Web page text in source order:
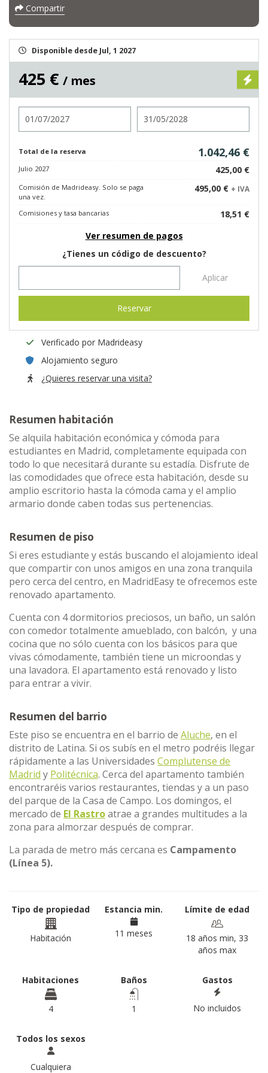
Compartir
Disponible desde Jul, 1 2027
425 € / mes
Total de la reserva 1.042,46 €
Julio 2027 425,00 €
Comisión de Madrideasy. Solo se paga
una vez.
495,00 € + IVA
Comisiones y tasa bancarias
18,51 €
Ver resumen de pagos
¿Tienes un código de descuento?
Aplicar
Reservar
Verificado por Madrideasy
Alojamiento seguro
¿Quieres reservar una visita?
Resumen habitación
Se alquila habitación económica y cómoda para
estudiantes en Madrid, completamente equipada con
todo lo que necesitará durante su estadía. Disfrute de
las comodidades que ofrece esta habitación, desde su
amplio escritorio hasta la cómoda cama y el amplio
armario donde caben todas sus pertenencias.
Resumen de piso
Si eres estudiante y estás buscando el alojamiento ideal
que compartir con unos amigos en una zona tranquila
pero cerca del centro, en MadridEasy te ofrecemos este
renovado apartamento.
Cuenta con 4 dormitorios preciosos, un baño, un salón
con comedor totalmente amueblado, con balcón, y una
cocina que no sólo cuenta con los básicos para que
vivas cómodamente, también tiene un microondas y
una lavadora. El apartamento está renovado y listo
para entrar a vivir.
Resumen del barrio
Este piso se encuentra en el barrio de Aluche, en el
distrito de Latina. Si os subís en el metro podréis llegar
rápidamente a las Universidades Complutense de
Madrid y Politécnica. Cerca del apartamento también
encontraréis varios restaurantes, tiendas y a un paso
del parque de la Casa de Campo. Los domingos, el
mercado de El Rastroatrae a grandes multitudes a la
zona para almorzar después de comprar.
La parada de metro más cercana es Campamento
(Línea 5).
Tipo de propiedad
Habitación
Estancia min.
11 meses
Límite de edad
18 años min, 33
años max
Habitaciones
4
Baños
1
Gastos
No incluidos
Todos los sexos
Cualquiera